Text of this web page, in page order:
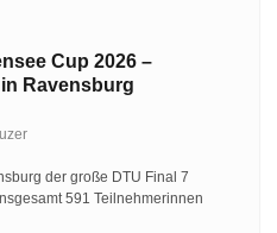
Cup 2026 –
Ravensburg
der große DTU Final 7
591 Teilnehmerinnen